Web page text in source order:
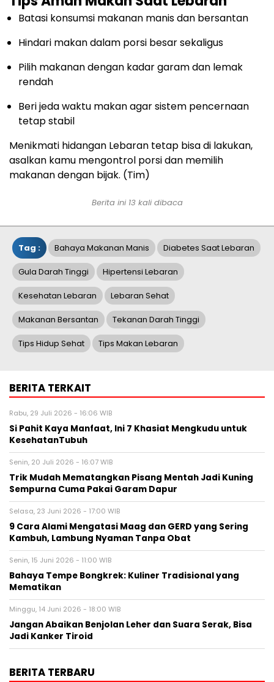
Batasi konsumsi makanan manis dan bersantan
Hindari makan dalam porsi besar sekaligus
Pilih makanan dengan kadar garam dan lemak
rendah
Beri jeda waktu makan agar sistem pencernaan
tetap stabil
Menikmati hidangan Lebaran tetap bisa di lakukan,
asalkan kamu mengontrol porsi dan memilih
makanan dengan bijak. (Tim)
Berita ini 13 kali dibaca
Tag : Bahaya Makanan Manis Diabetes Saat Lebaran
Gula Darah Tinggi Hipertensi Lebaran
Kesehatan Lebaran Lebaran Sehat
Makanan Bersantan Tekanan Darah Tinggi
Tips Hidup Sehat Tips Makan Lebaran
BERITA TERKAIT
Rabu, 29 Juli 2026 - 16:06 WIB
Si Pahit Kaya Manfaat, Ini 7 Khasiat Mengkudu untuk
KesehatanTubuh
Senin, 20 Juli 2026 - 16:07 WIB
Trik Mudah Mematangkan Pisang Mentah Jadi Kuning
Sempurna Cuma Pakai Garam Dapur
Selasa, 23 Juni 2026 - 17:00 WIB
9 Cara Alami Mengatasi Maag dan GERD yang Sering
Kambuh, Lambung Nyaman Tanpa Obat
Senin, 15 Juni 2026 - 11:00 WIB
Bahaya Tempe Bongkrek: Kuliner Tradisional yang
Mematikan
Minggu, 14 Juni 2026 - 18:00 WIB
Jangan Abaikan Benjolan Leher dan Suara Serak, Bisa
Jadi Kanker Tiroid
BERITA TERBARU